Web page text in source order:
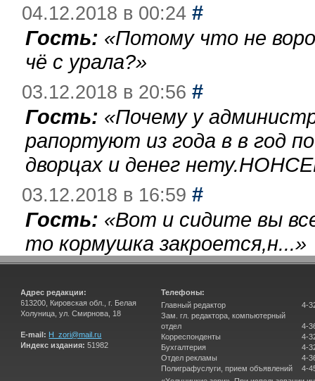
04.12.2018 в 00:24 #
Гость: «Потому что не
чё с урала?»
03.12.2018 в 20:56 #
Гость: «Почему у
рапортуют из года в в год
дворцах и денег
03.12.2018 в 16:59 #
Гость: «Вот и сидите вы
то кормушка закроется,н...»
Адрес редакции:
613200, Кировская обл., г. Белая
Холуница, ул. Смирнова, 18
E-mail: H_zori@mail.ru
Индекс издания: 51982
Телефоны:
Главный редактор
Зам. гл. редактора, компьютерный
отдел
Корреспонденты
Бухгалтерия
Отдел рекламы
Полиграфуслуги, прием объявлений
4-
4-
4-
4-
4-
4-